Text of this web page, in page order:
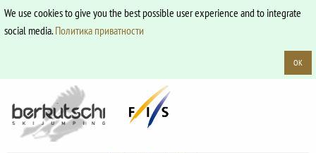
We use cookies to give you the best possible user experience and to integrate
social media.Политика приватности
OK